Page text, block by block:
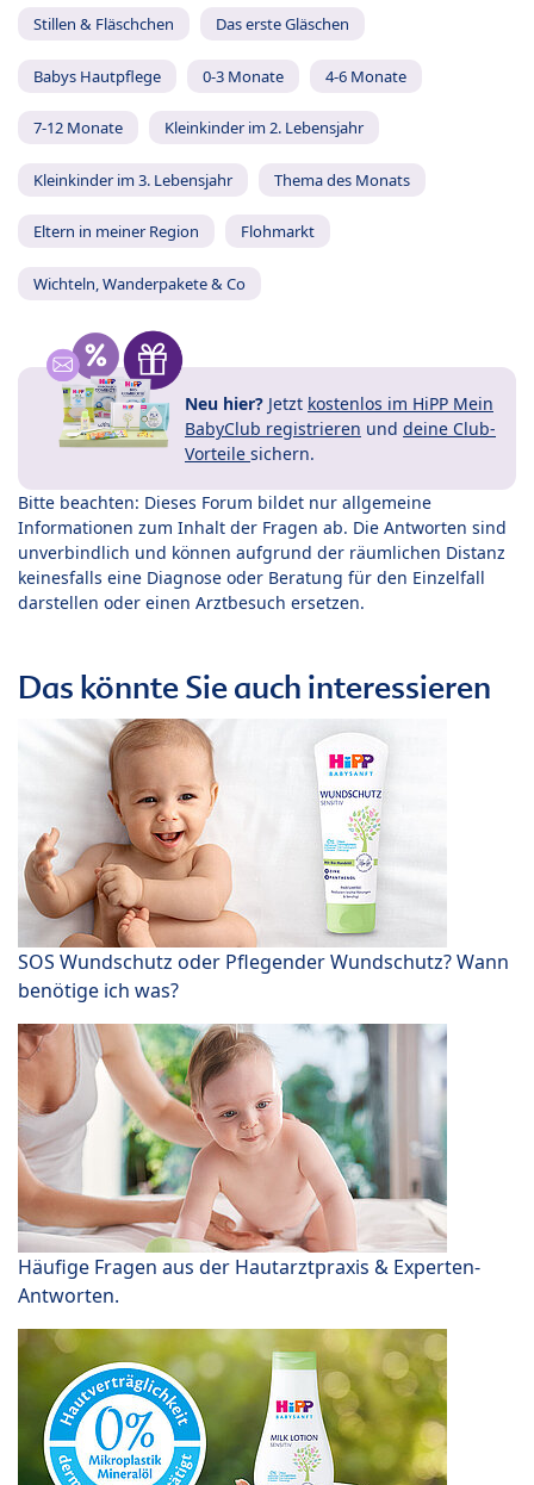
Stillen & Fläschchen Das erste Gläschen
Babys Hautpflege 0-3 Monate 4-6 Monate
7-12 Monate Kleinkinder im 2. Lebensjahr
Kleinkinder im 3. Lebensjahr Thema des Monats
Eltern in meiner Region Flohmarkt
Wichteln, Wanderpakete & Co
Neu hier? Jetzt kostenlos im HiPP Mein
BabyClub registrieren und deine Club-
Vorteile sichern.
Bitte beachten: Dieses Forum bildet nur allgemeine
Informationen zum Inhalt der Fragen ab. Die Antworten sind
unverbindlich und können aufgrund der räumlichen Distanz
keinesfalls eine Diagnose oder Beratung für den Einzelfall
darstellen oder einen Arztbesuch ersetzen.
Das könnte Sie auch interessieren
SOS Wundschutz oder Pflegender Wundschutz? Wann
benötige ich was?
Häufige Fragen aus der Hautarztpraxis & Experten-
Antworten.